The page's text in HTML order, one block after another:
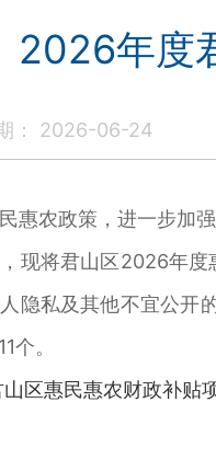
2026年度
： 2026-06-24
农政策，进一步加强
现将君山区2026年
隐私及其他不宜公开
个。
区惠民惠农财政补贴